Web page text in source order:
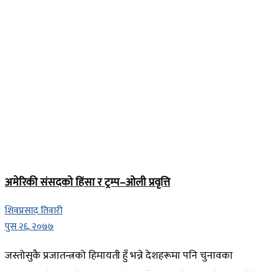
अमेरिकी संसदको हिंसा र ट्रम्प–ओली प्रवृत्ति
शिवप्रसाद तिवारी
पुस २६, २०७७
जस्तोसुकै प्रजातन्त्रको हिमायती हुँ भन्ने देशहरूमा पनि चुनावका